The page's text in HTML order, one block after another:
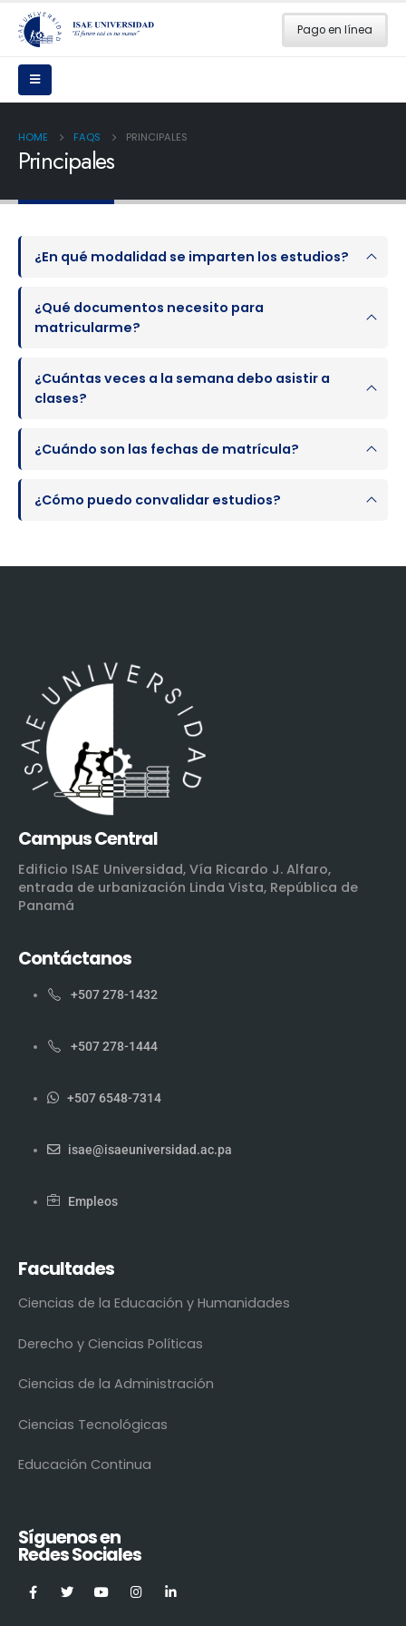
Pago en línea
HOME FAQS PRINCIPALES
Principales
¿En qué modalidad se imparten los estudios?
¿Qué documentos necesito para
matricularme?
¿Cuántas veces a la semana debo asistir a
clases?
¿Cuándo son las fechas de matrícula?
¿Cómo puedo convalidar estudios?
Campus Central
Edificio ISAE Universidad, Vía Ricardo J. Alfaro,
entrada de urbanización Linda Vista, República de
Panamá
Contáctanos
+507 278-1432
+507 278-1444
+507 6548-7314
isae@isaeuniversidad.ac.pa
Empleos
Facultades
Ciencias de la Educación y Humanidades
Derecho y Ciencias Políticas
Ciencias de la Administración
Ciencias Tecnológicas
Educación Continua
Síguenos en
Redes Sociales